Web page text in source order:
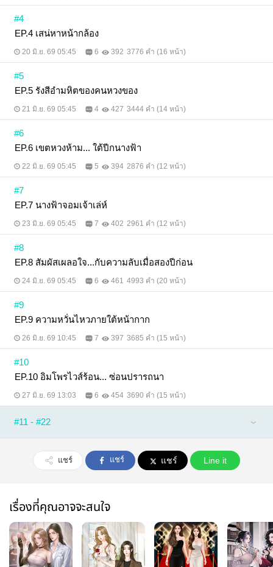
#4
EP.4 เสน่หาหน้ากล้อง
20 มิ.ย. 69 05:45 6 392 3776 คำ (16 หน้า)
#5
EP.5 รังสีอำมหิตของคนหวงของ
21 มิ.ย. 69 05:45 4 427 3444 คำ (14 หน้า)
#6
EP.6 เขตหวงห้าม... ใต้ปีกนางฟ้า
22 มิ.ย. 69 05:45 5 394 2876 คำ (12 หน้า)
#7
EP.7 นางฟ้าจอมเจ้าเล่ห์
23 มิ.ย. 69 05:45 7 402 2961 คำ (12 หน้า)
#8
EP.8 สัมผัสเผลอใจ...กับความลับเมื่อสองปีก่อน
24 มิ.ย. 69 05:45 6 461 4993 คำ (20 หน้า)
#9
EP.9 ความหวั่นไหวภายใต้หน้ากาก
26 มิ.ย. 69 10:45 7 397 3685 คำ (15 หน้า)
#10
EP.10 อิมโพรไวส์ร้อน... ซ่อนปรารถนา
27 มิ.ย. 69 13:03 6 454 3690 คำ (15 หน้า)
#11 - #22
แชร์ แชร์ แชร์ Line it
เรื่องที่คุณอาจจะสนใจ